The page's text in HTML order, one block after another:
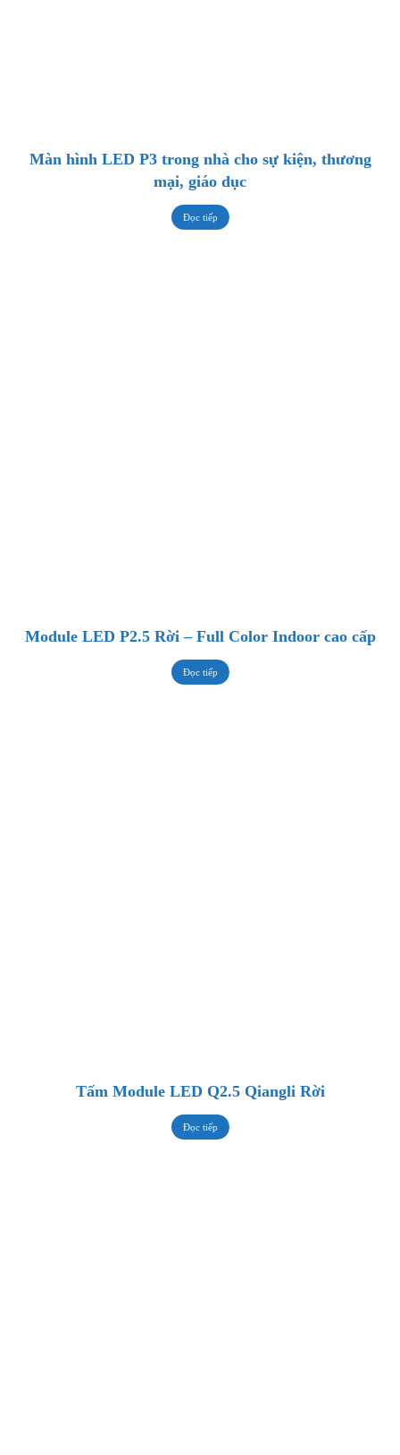
Màn hình LED P3 trong nhà cho sự kiện, thương
mại, giáo dục
Đọc tiếp
Module LED P2.5 Rời – Full Color Indoor cao cấp
Đọc tiếp
Tấm Module LED Q2.5 Qiangli Rời
Đọc tiếp